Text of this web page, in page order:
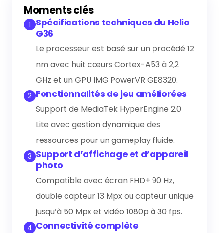
Générer le résumé IA
Moments clés
1
Spécifications techniques du Helio
G36
Le processeur est basé sur un procédé 12
nm avec huit cœurs Cortex-A53 à 2,2
GHz et un GPU IMG PowerVR GE8320.
2 Fonctionnalités de jeu améliorées
Support de MediaTek HyperEngine 2.0
Lite avec gestion dynamique des
ressources pour un gameplay fluide.
3 Support d’affichage et d’appareil
photo
Compatible avec écran FHD+ 90 Hz,
double capteur 13 Mpx ou capteur unique
jusqu’à 50 Mpx et vidéo 1080p à 30 fps.
4 Connectivité complète